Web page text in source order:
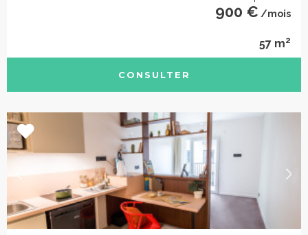
900 € /mois
57 m2
CONSULTER